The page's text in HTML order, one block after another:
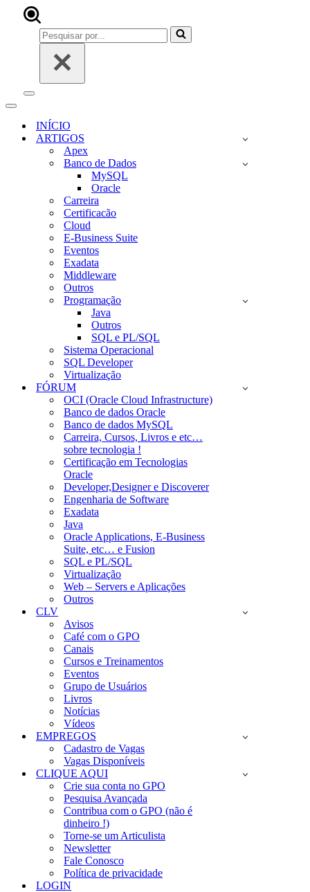
Pesquisar
por...
Menu
navegação
Menu
navegaçãoINÍCIO
ARTIGOS
Apex
Banco de Dados
MySQL
Oracle
Carreira
Certificacão
Cloud
E-Business Suite
Eventos
Exadata
Middleware
Outros
Programação
Java
Outros
SQL e PL/SQL
Sistema Operacional
SQL Developer
Virtualização
FÓRUM
OCI (Oracle Cloud Infrastructure)
Banco de dados Oracle
Banco de dados MySQL
Carreira, Cursos, Livros e etc…
sobre tecnologia !
Certificação em Tecnologias
Oracle
Developer,Designer e Discoverer
Engenharia de Software
Exadata
Java
Oracle Applications, E-Business
Suite, etc… e Fusion
SQL e PL/SQL
Virtualização
Web – Servers e Aplicações
Outros
CLV
Avisos
Café com o GPO
Canais
Cursos e Treinamentos
Eventos
Grupo de Usuários
Livros
Notícias
Vídeos
EMPREGOS
Cadastro de Vagas
Vagas Disponíveis
CLIQUE AQUI
Crie sua conta no GPO
Pesquisa Avançada
Contribua com o GPO (não é
dinheiro !)
Torne-se um Articulista
Newsletter
Fale Conosco
Política de privacidade
LOGIN